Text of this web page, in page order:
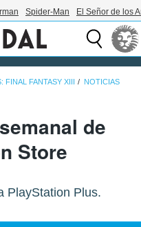
Spider-Man El Señor de los
FINAL FANTASY XIII NOTICIAS
de
Store
PlayStation Plus.